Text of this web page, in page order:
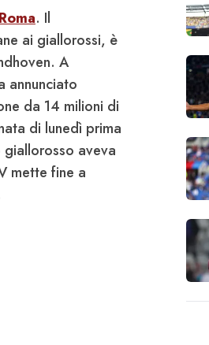
. Il
ai giallorossi, è
. A
annunciato
da 14 milioni di
di lunedì prima
aveva
mette fine a